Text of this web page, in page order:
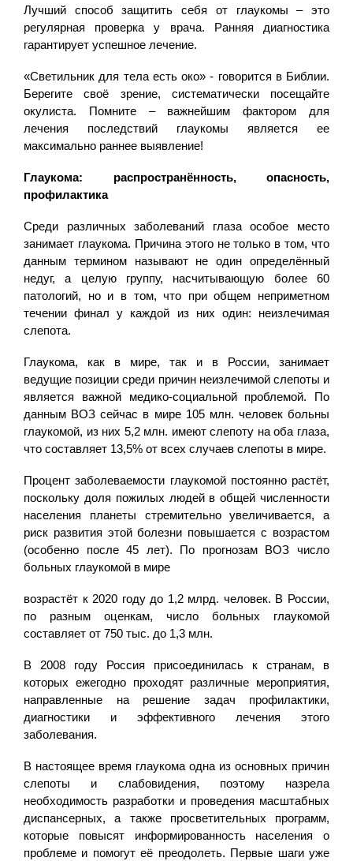
Лучший способ защитить себя от глаукомы – это
регулярная проверка у врача. Ранняя диагностика
гарантирует успешное лечение.
«Светильник для тела есть око» - говорится в Библии.
Берегите своё зрение, систематически посещайте
окулиста. Помните – важнейшим фактором для
лечения последствий глаукомы является ее
максимально раннее выявление!
Глаукома: распространённость, опасность,
профилактика
Среди различных заболеваний глаза особое место
занимает глаукома. Причина этого не только в том, что
данным термином называют не один определённый
недуг, а целую группу, насчитывающую более 60
патологий, но и в том, что при общем неприметном
течении финал у каждой из них один: неизлечимая
слепота.
Глаукома, как в мире, так и в России, занимает
ведущие позиции среди причин неизлечимой слепоты и
является важной медико-социальной проблемой. По
данным ВОЗ сейчас в мире 105 млн. человек больны
глаукомой, из них 5,2 млн. имеют слепоту на оба глаза,
что составляет 13,5% от всех случаев слепоты в мире.
Процент заболеваемости глаукомой постоянно растёт,
поскольку доля пожилых людей в общей численности
населения планеты стремительно увеличивается, а
риск развития этой болезни повышается с возрастом
(особенно после 45 лет). По прогнозам ВОЗ число
больных глаукомой в мире
возрастёт к 2020 году до 1,2 млрд. человек. В России,
по разным оценкам, число больных глаукомой
составляет от 750 тыс. до 1,3 млн.
В 2008 году Россия присоединилась к странам, в
которых ежегодно проходят различные мероприятия,
направленные на решение задач профилактики,
диагностики и эффективного лечения этого
заболевания.
В настоящее время глаукома одна из основных причин
слепоты и слабовидения, поэтому назрела
необходимость разработки и проведения масштабных
диспансерных, а также просветительных программ,
которые повысят информированность населения о
проблеме и помогут её преодолеть. Первые шаги уже